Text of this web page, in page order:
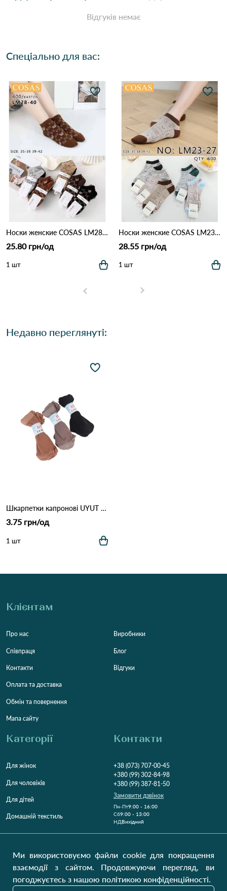
Відгуків немає
Спеціально для вас:
Носки женские COSAS LM28-40 Різні кольори
25.80 грн/од
1 шт
Носки женские COSAS LM23-27 Різні кольори
28.55 грн/од
1 шт
Недавно переглянуті:
Шкарпетки капронові UYUT 095 Різні кольори
3.75 грн/од
1 шт
Клієнтам
Про нас
Співпраця
Контакти
Оплата та доставка
Обмін та повернення
Мапа сайту
Виробники
Блог
Відгуки
Категорії
Для жінок
Для чоловіків
Для дітей
Домашній текстиль
Контакти
+38 (073) 707-00-45
+380 (99) 302-84-98
+380 (99) 387-81-50
Замовити дзвінок
Пн-Пт9:00 - 16:00
Cб9:00 - 13:00
НДВихідний
Наші оновлення
Ми використовуємо файли cookie для покращення
взаємодії з сайтом. Продовжуючи перегляд, ви
погоджуєтесь з нашою політикою конфіденційності.